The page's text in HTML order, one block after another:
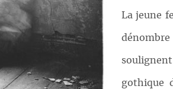
La jeune
gothique